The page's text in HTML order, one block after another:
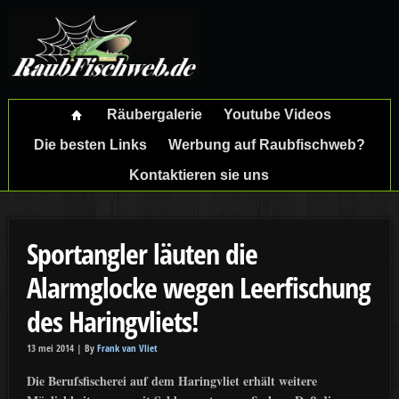
Räubergalerie
Youtube Videos
Die besten Links
Werbung auf Raubfischweb?
Kontaktieren sie uns
Sportangler läuten die
Alarmglocke wegen Leerfischung
des Haringvliets!
13 mei 2014 | By Frank van Vliet
Die Berufsfischerei auf dem Haringvliet erhält weitere